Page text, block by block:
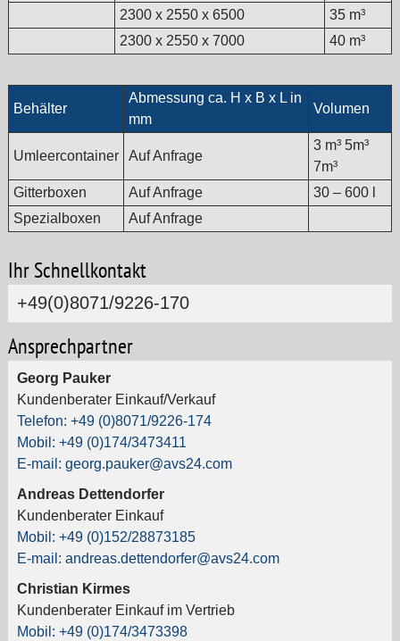
2300 x 2550 x 6500
35 m³
2300 x 2550 x 7000
40 m³
Behälter
Abmessung ca. H x B x L in
mm
Volumen
Umleercontainer Auf Anfrage
3 m³ 5m³
7m³
Gitterboxen
Auf Anfrage
30 – 600 l
Spezialboxen
Auf Anfrage
Ihr Schnellkontakt
+49(0)8071/9226-170
Ansprechpartner
Georg Pauker
Kundenberater Einkauf/Verkauf
Telefon: +49 (0)8071/9226-174
Mobil: +49 (0)174/3473411
E-mail: georg.pauker@avs24.com
Andreas Dettendorfer
Kundenberater Einkauf
Mobil: +49 (0)152/28873185
E-mail: andreas.dettendorfer@avs24.com
Christian Kirmes
Kundenberater Einkauf im Vertrieb
Mobil: +49 (0)174/3473398